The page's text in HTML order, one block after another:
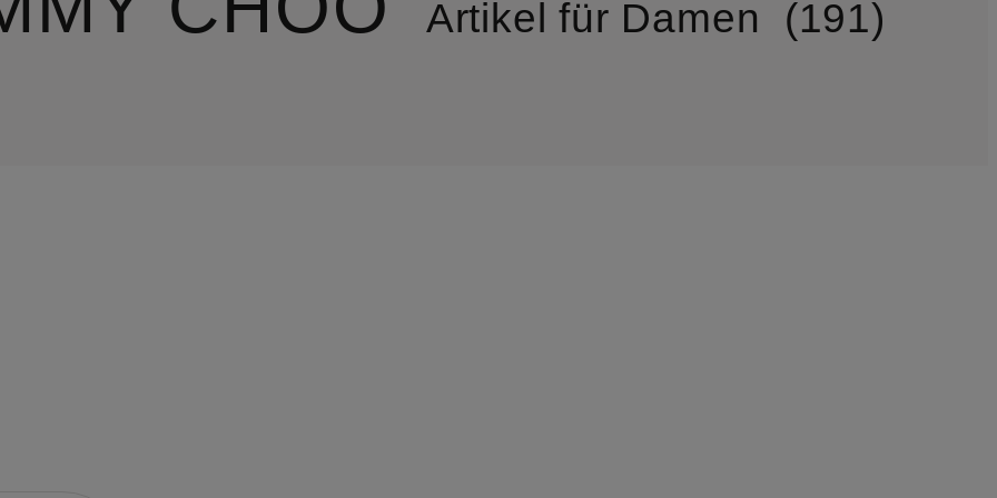
Artikel für Damen 191